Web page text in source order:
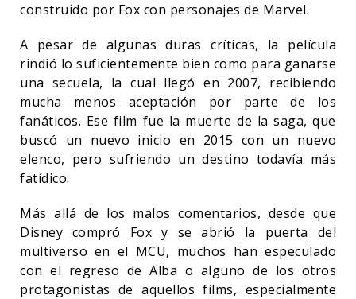
construido por Fox con personajes de Marvel.
A pesar de algunas duras críticas, la película
rindió lo suficientemente bien como para ganarse
una secuela, la cual llegó en 2007, recibiendo
mucha menos aceptación por parte de los
fanáticos. Ese film fue la muerte de la saga, que
buscó un nuevo inicio en 2015 con un nuevo
elenco, pero sufriendo un destino todavía más
fatídico.
Más allá de los malos comentarios, desde que
Disney compró Fox y se abrió la puerta del
multiverso en el MCU, muchos han especulado
con el regreso de Alba o alguno de los otros
protagonistas de aquellos films, especialmente